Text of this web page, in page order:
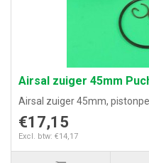
Airsal zuiger 45mm
Airsal zuiger 45mm,
€17,15
Excl. btw: €14,17